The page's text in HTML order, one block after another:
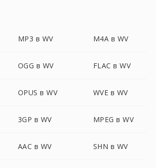
MP3 в WV M4A в WV
OGG в WV FLAC в WV
OPUS в WV WVE в WV
3GP в WV MPEG в WV
AAC в WV SHN в WV